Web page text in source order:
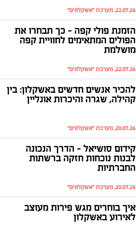
22.07.26, מערכת "אשקלונים"
הזמנת פולי קפה – כך תבחרו את
הפולים המתאימים לחוויית קפה
מושלמת
22.07.26, מערכת "אשקלונים"
להכיר אנשים חדשים באשקלון: בין
קהילה, שגרה והיכרות אונליין
20.07.26, מערכת "אשקלונים"
קידום סושיאל – הדרך הנכונה
לבנות נוכחות חזקה ברשתות
החברתיות
20.07.26, מערכת "אשקלונים"
איך בוחרים מגש פירות מעוצב
לאירוע באשקלון